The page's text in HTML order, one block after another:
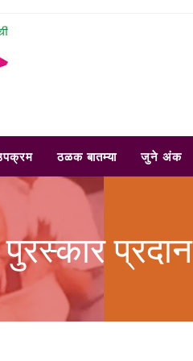
ठळक बातम्या जुने अंक
प्रदान